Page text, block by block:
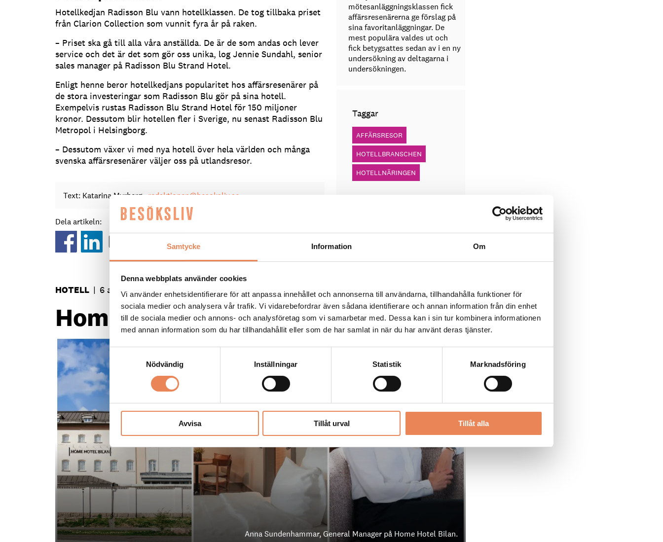
Samtycke Information Om
Denna webbplats använder cookies
Vi använder enhetsidentifierare för att anpassa innehållet och annonserna till användarna, tillhandahålla funktioner för
sociala medier och analysera vår trafik. Vi vidarebefordrar även sådana identifierare och annan information från din enhet
till de sociala medier och annons- och analysföretag som vi samarbetar med. Dessa kan i sin tur kombinera informationen
med annan information som du har tillhandahållit eller som de har samlat in när du har använt deras tjänster.
Nödvändig
Inställningar Statistik Marknadsföring
Avvisa Tillåt urval Tillåt alla
Hotellkedjan Radisson Blu vann hotellklassen. De tog tillbaka priset
från Clarion Collection som vunnit fyra år på raken.
– Priset ska gå till alla våra anställda. De är de som andas och lever
service och det är det som gör oss unika, log Jennie Sundahl, senior
sales manager på Radisson Blu Strand Hotel.
Enligt henne beror hotellkedjans popularitet hos affärsresenärer på
de stora investeringar som Radisson Blu gör på sina hotell.
Exempelvis rustas Radisson Blu Strand Hotel för 150 miljoner
kronor. Dessutom blir hotellen fler i Sverige, nu senast Radisson Blu
Metropol i Helsingborg.
– Dessutom växer vi med nya hotell över hela världen och många
svenska affärsresenärer väljer oss på utlandsresor.
Text: Katarina Myrberg redaktionen@besoksliv.se
Dela artikeln:
mötesanläggningsklassen fick
affärsresenärerna ge förslag på
sina favoritanläggningar. De
mest populära valdes ut och
fick betygsattes sedan av i en ny
undersökning av deltagarna i
undersökningen.
Taggar
AFFÄRSRESOR
HOTELLBRANSCHEN
HOTELLNÄRINGEN
HOTELL | 6 augusti 2026
Home Hotel Bilan har fått nytt liv
Anna Sundenhammar, General Manager på Home Hotel Bilan.